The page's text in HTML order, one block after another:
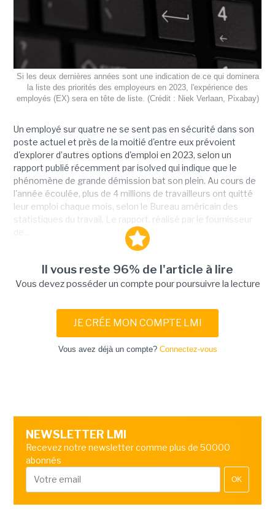
Si les deux dernières années sont une indication de ce qui dominera
la liste des priorités des employeurs en 2023, l'expérience des
employés (EX) sera en tête de liste. (Crédit : Niek Verlaan, Pixabay)
Un employé sur quatre ne se sent pas en sécurité dans son
poste actuel et près de la moitié d'entre eux prévoient
d'explorer d’autres options d'emploi en 2023, selon un
rapport publié récemment par isolved qui indique que le
phénomène de grande démission bat son plein. Au cours de
l'année écoulée, plus de 4 millions de travailleurs ont quitté
leur emploi chaque mois, selon le Bureau américain des
statistiques du travail. Le rapport, réalisé par le fournisseur
Il vous reste 96% de l'article à lire
Vous devez posséder un compte pour poursuivre la lecture
JE CRÉE MON COMPTE LMI
Vous avez déjà un compte? Connectez-vous
NEWSLETTER LMI
Recevez notre newsletter comme plus de 50000
abonnés
OK